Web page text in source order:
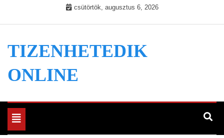
csütörtök, augusztus 6, 2026
TIZENHETEDIK
ONLINE
Toggle
navigation